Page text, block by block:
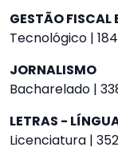
GESTÃO FISCAL
Tecnológico |
JORNALISMO
Bacharelado |
LETRAS -
Licenciatura |